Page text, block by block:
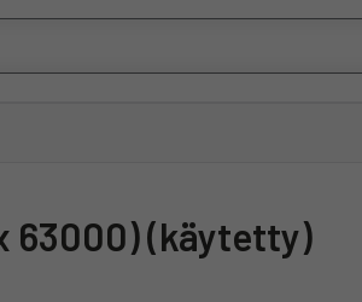
63000) (käytetty)